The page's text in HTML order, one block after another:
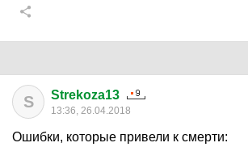
S Strekoza13
13:36, 26.04.2018
Ошибки, которые привели к смерти: